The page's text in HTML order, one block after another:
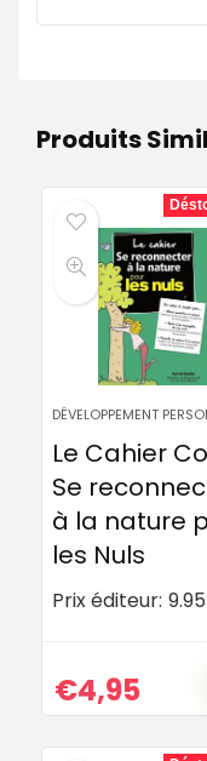
Produits
DÉVELOPPEMENT
Le Cahier
Se
à la nature
les Nuls
Prix éditeur: 9.95
€4,95